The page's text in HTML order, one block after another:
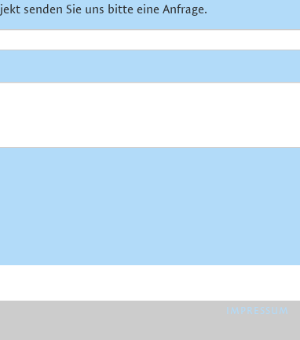
senden Sie uns bitte eine Anfrage.
IMPRESSUM